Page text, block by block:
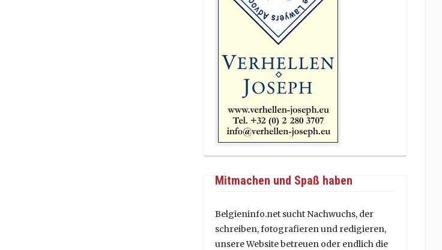
Mitmachen und Spaß haben
Belgieninfo.net sucht Nachwuchs, der
schreiben, fotografieren und redigieren,
unsere Website betreuen oder endlich die